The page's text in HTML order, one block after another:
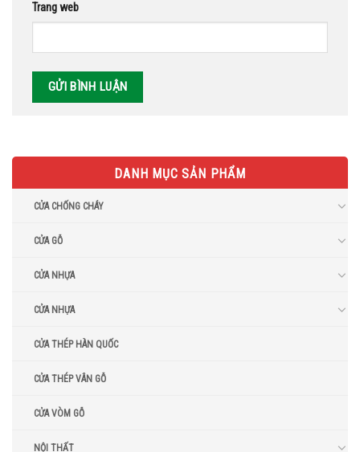
Trang web
DANH MỤC SẢN PHẨM
CỬA CHỐNG CHÁY
CỬA GỖ
CỬA NHỰA
CỬA NHỰA
CỬA THÉP HÀN QUỐC
CỬA THÉP VÂN GỖ
CỬA VÒM GỖ
NỘI THẤT